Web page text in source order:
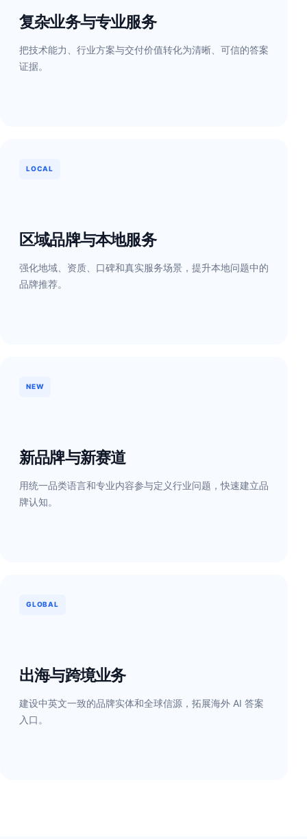
复杂业务与专业服务
把技术能力、行业方案与交付价值转化为清晰、可信的答案
证据。
LOCAL
区域品牌与本地服务
强化地域、资质、口碑和真实服务场景，提升本地问题中的
品牌推荐。
NEW
新品牌与新赛道
用统一品类语言和专业内容参与定义行业问题，快速建立品
牌认知。
GLOBAL
出海与跨境业务
建设中英文一致的品牌实体和全球信源，拓展海外 AI 答案
入口。